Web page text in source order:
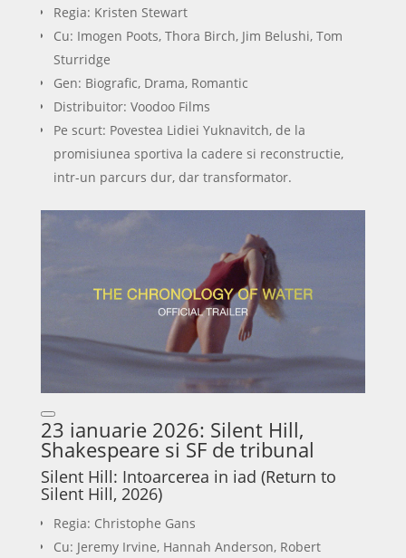
Regia: Kristen Stewart
Cu: Imogen Poots, Thora Birch, Jim Belushi, Tom
Sturridge
Gen: Biografic, Drama, Romantic
Distribuitor: Voodoo Films
Pe scurt: Povestea Lidiei Yuknavitch, de la
promisiunea sportiva la cadere si reconstructie,
intr-un parcurs dur, dar transformator.
23 ianuarie 2026: Silent Hill,
Shakespeare si SF de tribunal
Silent Hill: Intoarcerea in iad (Return to
Silent Hill, 2026)
Regia: Christophe Gans
Cu: Jeremy Irvine, Hannah Anderson, Robert